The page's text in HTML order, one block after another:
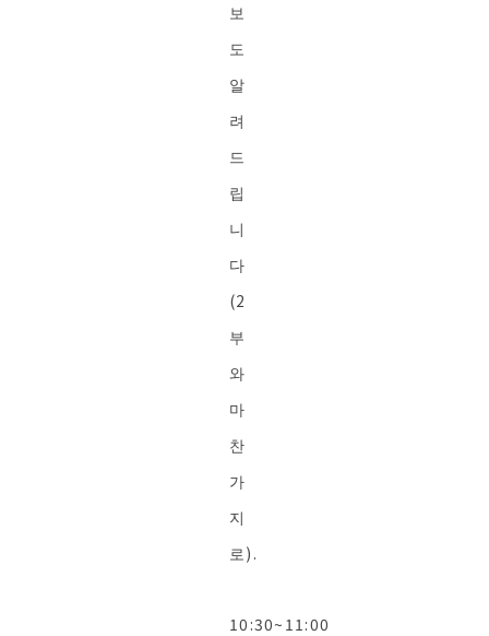
보
도
알
려
드
립
니
다
(2
부
와
마
찬
가
지
로).
10:30~11:00